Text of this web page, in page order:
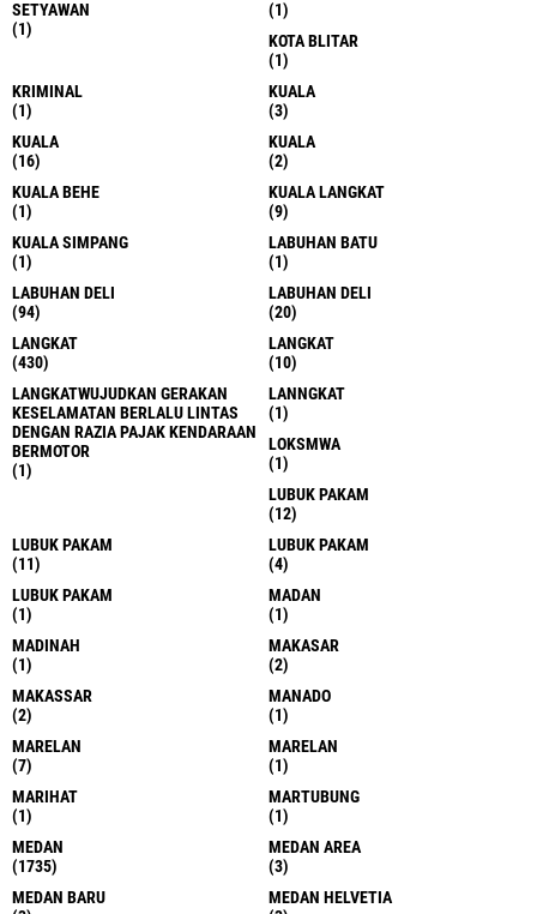
SETYAWAN
(1)
(1)
KOTA BLITAR
(1)
KRIMINAL
(1)
KUALA
(3)
KUALA
(16)
KUALA
(2)
KUALA BEHE
(1)
KUALA LANGKAT
(9)
KUALA SIMPANG
(1)
LABUHAN BATU
(1)
LABUHAN DELI
(94)
LABUHAN DELI
(20)
LANGKAT
(430)
LANGKAT
(10)
LANGKATWUJUDKAN GERAKAN
KESELAMATAN BERLALU LINTAS
DENGAN RAZIA PAJAK KENDARAAN
BERMOTOR
(1)
LANNGKAT
(1)
LOKSMWA
(1)
LUBUK PAKAM
(12)
LUBUK PAKAM
(11)
LUBUK PAKAM
(4)
LUBUK PAKAM
(1)
MADAN
(1)
MADINAH
(1)
MAKASAR
(2)
MAKASSAR
(2)
MANADO
(1)
MARELAN
(7)
MARELAN
(1)
MARIHAT
(1)
MARTUBUNG
(1)
MEDAN
(1735)
MEDAN AREA
(3)
MEDAN BARU
MEDAN HELVETIA